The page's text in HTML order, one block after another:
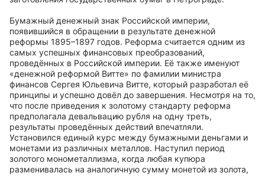
Бумажный денежный знак Российской империи,
появившийся в обращении в результате денежной
реформы 1895–1897 годов. Реформа считается одним из
самых успешных финансовых преобразований,
проведённых в Российской империи. Её также именуют
«денежной реформой Витте» по фамилии министра
финансов Сергея Юльевича Витте, который разработал её
принципы и успешно довёл до завершения. Несмотря на то,
что после приведения к золотому стандарту реформа
предполагала девальвацию рубля на одну треть,
результаты проведённых действий впечатляли.
Установился единый курс между бумажными деньгами и
монетами из различных металлов. Наступил период
золотого монометаллизма, когда любая купюра
разменивалась на аналогичную сумму монетой из золота,